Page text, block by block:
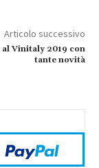
Articolo successivo
Vinitaly 2019 con
tante novità